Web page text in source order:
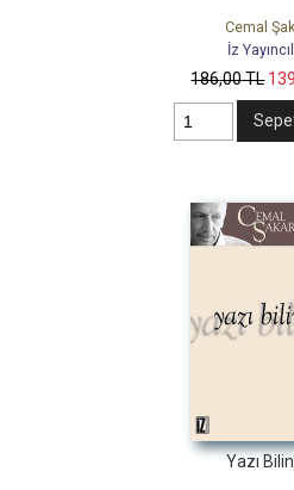
Cemal
İz
186,00TL
Yazı